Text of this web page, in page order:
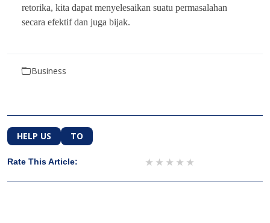
retorika, kita dapat menyelesaikan suatu permasalahan
secara efektif dan juga bijak.
Business
HELP US TO
Rate This Article: 4 stars
3 stars
2 stars
1 star